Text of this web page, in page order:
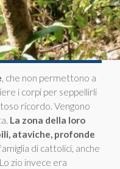
, che non permettono a
i corpi per seppellirli
ricordo. Vengono
La zona della loro
ataviche, profonde
di cattolici, anche
zio invece era